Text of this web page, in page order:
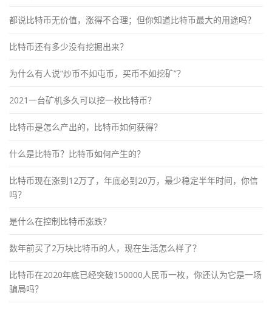
都说比特币无价值，涨得不合理；但你知道比特币最大的用途吗？
比特币还有多少没有挖掘出来？
为什么有人说“炒币不如屯币，买币不如挖矿”？
2021一台矿机多久可以挖一枚比特币？
比特币是怎么产出的，比特币如何获得？
什么是比特币？比特币如何产生的？
比特币现在涨到12万了，年底必到20万，最少稳定半年时间，你信
吗？
是什么在控制比特币涨跌？
数年前买了2万块比特币的人，现在生活怎么样了？
比特币在2020年底已经突破150000人民币一枚，你还认为它是一场
骗局吗？